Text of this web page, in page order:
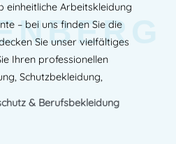
einheitliche Arbeitskleidung
– bei uns finden Sie die
Sie unser vielfältiges
Ihren professionellen
Schutzbekleidung,
& Berufsbekleidung